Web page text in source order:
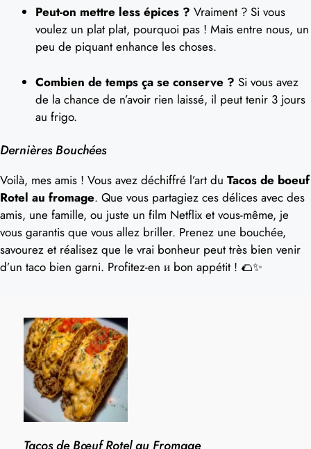
Peut-on mettre less épices ? Vraiment ? Si vous
voulez un plat plat, pourquoi pas ! Mais entre nous, un
peu de piquant enhance les choses.
Combien de temps ça se conserve ? Si vous avez
de la chance de n’avoir rien laissé, il peut tenir 3 jours
au frigo.
Dernières Bouchées
Voilà, mes amis ! Vous avez déchiffré l’art du Tacos de boeuf
Rotel au fromage. Que vous partagiez ces délices avec des
amis, une famille, ou juste un film Netflix et vous-même, je
vous garantis que vous allez briller. Prenez une bouchée,
savourez et réalisez que le vrai bonheur peut très bien venir
d’un taco bien garni. Profitez-en и bon appétit ! 🌮✨
Tacos de Bœuf Rotel au Fromage